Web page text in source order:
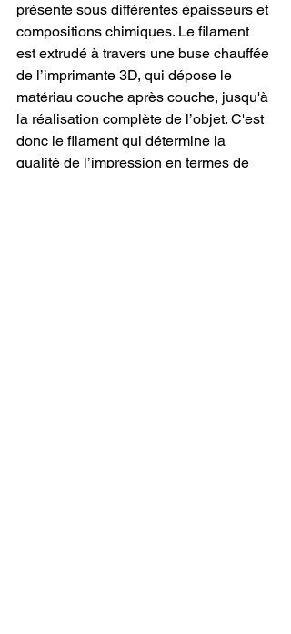
présente sous différentes épaisseurs et
compositions chimiques. Le filament
est extrudé à travers une buse chauffée
de l’imprimante 3D, qui dépose le
matériau couche après couche, jusqu'à
la réalisation complète de l’objet. C'est
donc le filament qui détermine la
qualité de l’impression en termes de